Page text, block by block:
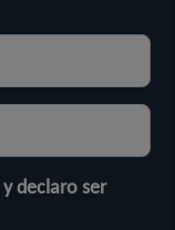
y declaro ser